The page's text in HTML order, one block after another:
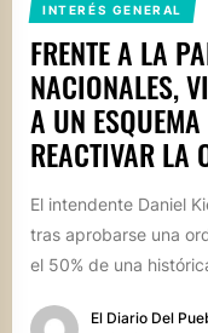
INTERÉS GENERAL
FRENTE A LA
NACIONALES,
A UN
REACTIVAR LA
El intendente Daniel
tras aprobarse una
el 50% de una
El Diario Del